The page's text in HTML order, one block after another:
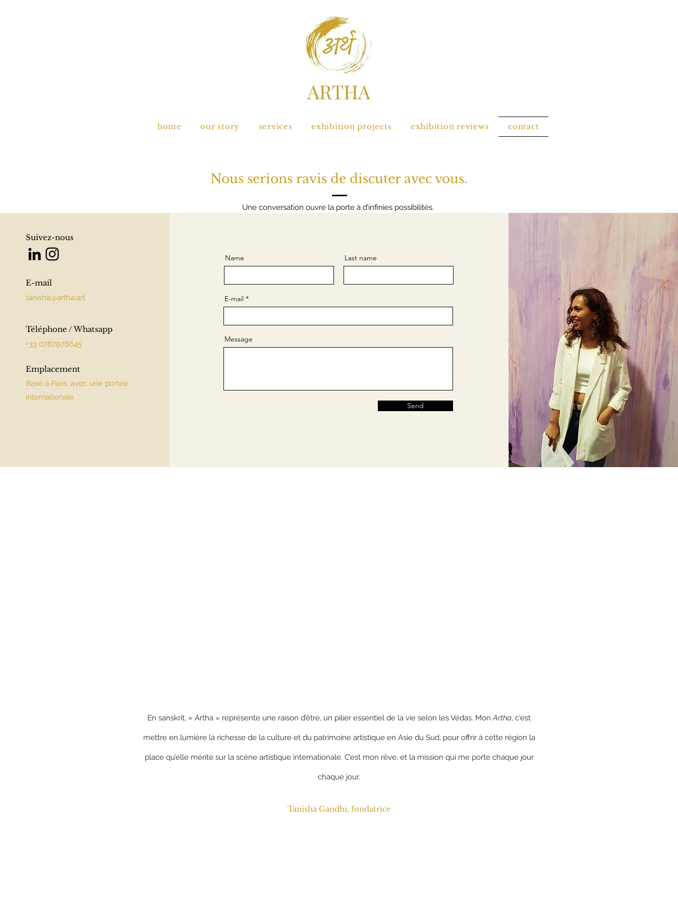
home our story services exhibition projects exhibition reviews contact
Nous serions ravis de discuter avec vous.
Une conversation ouvre la porte à d’infinies possibilités.
Suivez-nous
E-mail
tanisha@artha.art
Téléphone / Whatsapp
+33 0787978645
Emplacement
Basé à Paris, avec une portée
internationale.
Name Last name
E-mail
Message
Send
En sanskrit, « Artha » représente une raison d’être, un pilier essentiel de la vie selon les Védas. MonArtha, c'est
mettre en lumière la richesse de la culture et du patrimoine artistique en Asie du Sud, pour offrir à cette région la
place qu’elle mérite sur la scène artistique internationale. C’est mon rêve, et la mission qui me porte chaque jour
chaque jour.
Tanisha Gandhi, fondatrice